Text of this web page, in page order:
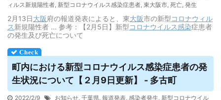
ィルス新規陽性者, 新型コロナウイルス感染症患者, 東大阪市, 死亡, 発生
2月13日大阪府の報道発表によると、東大阪市の新型コロナウィル
ス新規陽性者 ... 参考：【2月5日】新型コロナウイルス感染症患者
の発生及び死亡について
町内における新型コロナウイルス感染症患者の発
生状況について【２月9日更新】 - 多古町
2022/2/9 お知らせ, 千葉県, 報道発表, 感染者発生, 新型コロナウイル